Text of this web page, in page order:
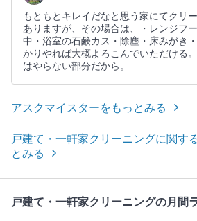
もともとキレイだなと思う家にてクリ
ありますが、その場合は、・レンジフ
中・浴室の石鹸カス・除塵・床みがき
かりやれば大概よろこんでいただける
はやらない部分だから。
アスクマイスターをもっとみる
戸建て・一軒家クリーニングに関す
とみる
戸建て・一軒家クリーニングの月間